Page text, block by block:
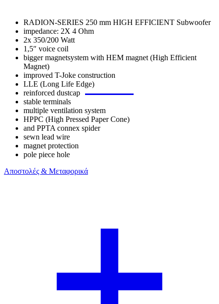
RADION-SERIES 250 mm HIGH EFFICIENT Subwoofer
impedance: 2X 4 Ohm
2x 350/200 Watt
1,5″ voice coil
bigger magnetsystem with HEM magnet (High Efficient
Magnet)
improved T-Joke construction
LLE (Long Life Edge)
reinforced dustcap
stable terminals
multiple ventilation system
HPPC (High Pressed Paper Cone)
and PPTA connex spider
sewn lead wire
magnet protection
pole piece hole
Αποστολές & Μεταφορικά